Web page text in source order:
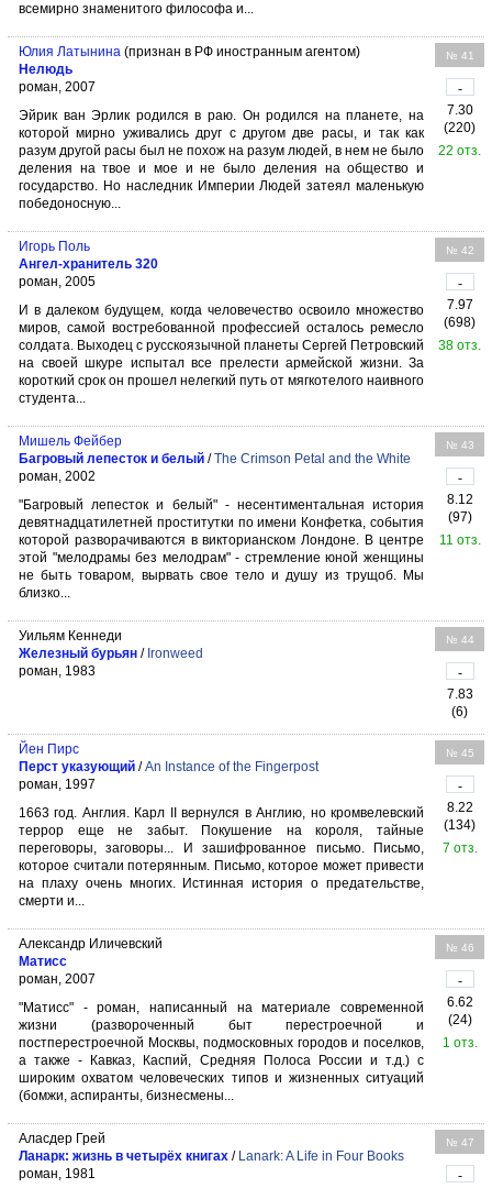
всемирно знаменитого философа и...
Юлия Латынина (признан в РФ иностранным агентом)
Нелюдь
роман, 2007
Эйрик ван Эрлик родился в раю. Он родился на планете, на
которой мирно уживались друг с другом две расы, и так как
разум другой расы был не похож на разум людей, в нем не было
деления на твое и мое и не было деления на общество и
государство. Но наследник Империи Людей затеял маленькую
победоносную...
№ 41
-
7.30
(220)
22 отз.
Игорь Поль
Ангел-хранитель 320
роман, 2005
И в далеком будущем, когда человечество освоило множество
миров, самой востребованной профессией осталось ремесло
солдата. Выходец с русскоязычной планеты Сергей Петровский
на своей шкуре испытал все прелести армейской жизни. За
короткий срок он прошел нелегкий путь от мягкотелого наивного
студента...
№ 42
-
7.97
(698)
38 отз.
Мишель Фейбер
Багровый лепесток и белый /The Crimson Petal and the White
роман, 2002
"Багровый лепесток и белый" - несентиментальная история
девятнадцатилетней проститутки по имени Конфетка, события
которой разворачиваются в викторианском Лондоне. В центре
этой "мелодрамы без мелодрам" - стремление юной женщины
не быть товаром, вырвать свое тело и душу из трущоб. Мы
близко...
№ 43
-
8.12
(97)
11 отз.
Уильям Кеннеди
Железный бурьян / Ironweed
роман, 1983
№ 44
-
7.83
(6)
Йен Пирс
Перст указующий /An Instance of the Fingerpost
роман, 1997
1663 год. Англия. Карл II вернулся в Англию, но кромвелевский
террор еще не забыт. Покушение на короля, тайные
переговоры, заговоры... И зашифрованное письмо. Письмо,
которое считали потерянным. Письмо, которое может привести
на плаху очень многих. Истинная история о предательстве,
смерти и...
№ 45
-
8.22
(134)
7 отз.
Александр Иличевский
Матисс
роман, 2007
"Матисс" - роман, написанный на материале современной
жизни (развороченный быт перестроечной и
постперестроечной Москвы, подмосковных городов и поселков,
а также - Кавказ, Каспий, Средняя Полоса России и т.д.) с
широким охватом человеческих типов и жизненных ситуаций
(бомжи, аспиранты, бизнесмены...
№ 46
-
6.62
(24)
1 отз.
Аласдер Грей
Ланарк: жизнь в четырёх книгах / Lanark: A Life in Four Books
роман, 1981
№ 47
-